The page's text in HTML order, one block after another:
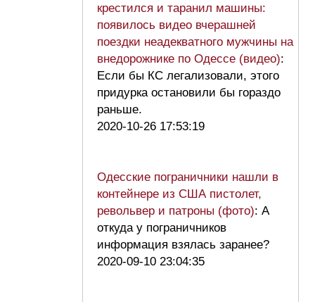
крестился и таранил машины:
появилось видео вчерашней
поездки неадекватного мужчины на
внедорожнике по Одессе (видео):
Если бы КС легализовали, этого
придурка остановили бы гораздо
раньше.
2020-10-26 17:53:19
Одесские пограничники нашли в
контейнере из США пистолет,
револьвер и патроны (фото): А
откуда у пограничников
информация взялась заранее?
2020-09-10 23:04:35